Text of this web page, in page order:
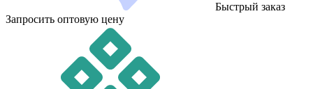
Быстрый заказ
Запросить оптовую цену